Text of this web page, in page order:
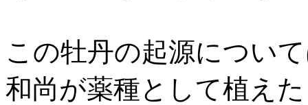
この牡丹の起源につい
和尚が薬種として植え